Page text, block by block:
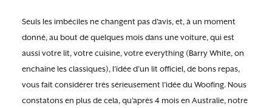
Seuls les imbéciles ne changent pas d’avis, et, à un moment
donné, au bout de quelques mois dans une voiture, qui est
aussi votre lit, votre cuisine, votre everything (Barry White, on
enchaine les classiques), l’idée d’un lit officiel, de bons repas,
vous fait considérer très sérieusement l’idée du Woofing. Nous
constatons en plus de cela, qu’après 4 mois en Australie, notre